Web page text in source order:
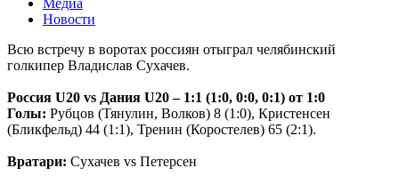
Новости
Всю встречу в воротах россиян отыграл челябинский
голкипер Владислав Сухачев.
Россия U20 vs Дания U20 – 1:1 (1:0, 0:0, 0:1) от 1:0
Голы: Рубцов (Тянулин, Волков) 8 (1:0), Кристенсен
(Бликфельд) 44 (1:1), Тренин (Коростелев) 65 (2:1).
Вратари: Сухачев vs Петерсен